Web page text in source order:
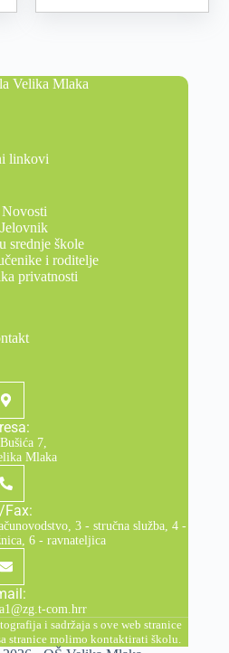
Velika Mlaka
linkovi
Novosti
Jelovnik
srednje škole
i roditelje
privatnosti
7,
Mlaka
Fax:
3 - stručna služba, 4 -
6 - ravnateljica
com.hrr
i sadržaja s ove web stranice
stranice molimo kontaktirati školu.